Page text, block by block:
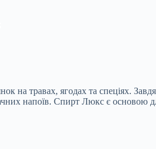
травах, ягодах та спеціях.
напоїв. Спирт Люкс є основою